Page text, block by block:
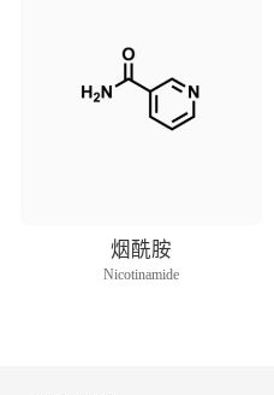
烟酰胺
Nicotinamide